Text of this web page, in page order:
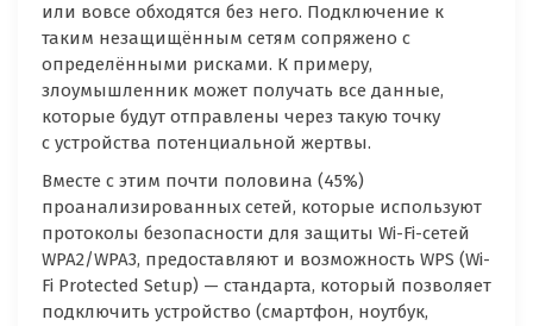
или вовсе обходятся без него. Подключение к
таким незащищённым сетям сопряжено с
определёнными рисками. К примеру,
злоумышленник может получать все данные,
которые будут отправлены через такую точку
с устройства потенциальной жертвы.
Вместе с этим почти половина (45%)
проанализированных сетей, которые используют
протоколы безопасности для защиты Wi-Fi-сетей
WPA2/WPA3, предоставляют и возможность WPS (Wi-
Fi Protected Setup) — стандарта, который позволяет
подключить устройство (смартфон, ноутбук,